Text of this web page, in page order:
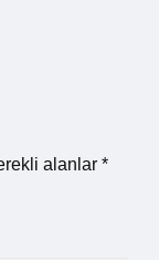
alanlar *